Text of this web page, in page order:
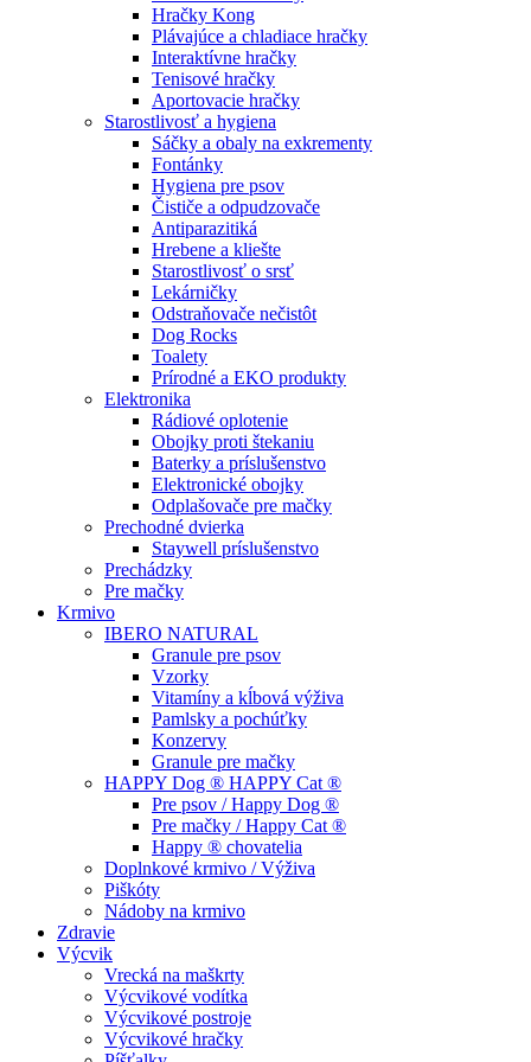
Hračky Kong
Plávajúce a chladiace hračky
Interaktívne hračky
Tenisové hračky
Aportovacie hračky
Starostlivosť a hygiena
Sáčky a obaly na exkrementy
Fontánky
Hygiena pre psov
Čističe a odpudzovače
Antiparazitiká
Hrebene a kliešte
Starostlivosť o srsť
Lekárničky
Odstraňovače nečistôt
Dog Rocks
Toalety
Prírodné a EKO produkty
Elektronika
Rádiové oplotenie
Obojky proti štekaniu
Baterky a príslušenstvo
Elektronické obojky
Odplašovače pre mačky
Prechodné dvierka
Staywell príslušenstvo
Prechádzky
Pre mačky
Krmivo
IBERO NATURAL
Granule pre psov
Vzorky
Vitamíny a kĺbová výživa
Pamlsky a pochúťky
Konzervy
Granule pre mačky
HAPPY Dog ® HAPPY Cat ®
Pre psov / Happy Dog ®
Pre mačky / Happy Cat ®
Happy ® chovatelia
Doplnkové krmivo / Výživa
Piškóty
Nádoby na krmivo
Zdravie
Výcvik
Vrecká na maškrty
Výcvikové vodítka
Výcvikové postroje
Výcvikové hračky